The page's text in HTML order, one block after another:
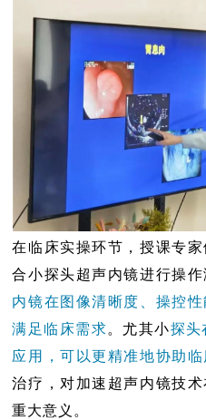
在临床实操环节，授课专
合小探头超声内镜进行操
内镜在图像清晰度、操控
满足临床需求。尤其小探头
应用，可以更精准地协助临
治疗，对加速超声内镜技
重大意义。